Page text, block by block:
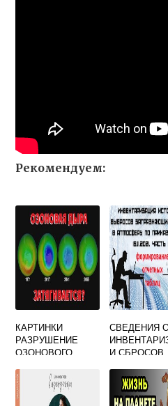
Рекомендуем:
КАРТИНКИ
РАЗРУШЕНИЕ
ОЗОНОВОГО
СВЕДЕНИЯ
И СБРОСОВ
ВЕЩЕСТВ В
СРЕДУ И ИХ